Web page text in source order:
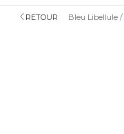
RETOUR Bleu Libellule